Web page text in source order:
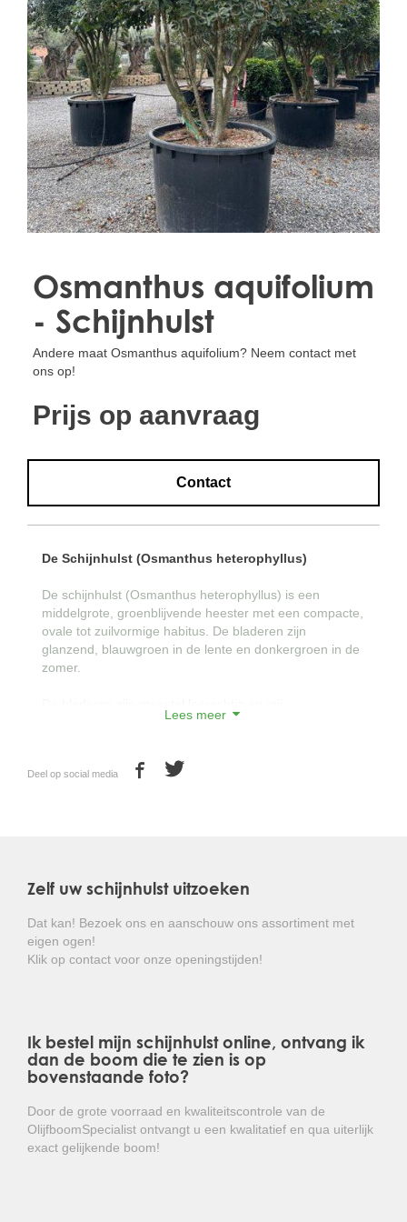
Treesafe
VORSTBESCHERMINGVOORBOMEN.NL
WINTERSCHUTZFUERBAEUME.DE
FROSTPROTECTIONFORTREES.CO.UK
Terracotta
TERRACOTTA.NL
TERRACOTTA.BE
TERRAKOTTA.DE
Osmanthus aquifolium
- Schijnhulst
Andere maat Osmanthus aquifolium? Neem contact met
ons op!
Prijs op aanvraag
Contact
De Schijnhulst (Osmanthus heterophyllus)
De schijnhulst (Osmanthus heterophyllus) is een
middelgrote, groenblijvende heester met een compacte,
ovale tot zuilvormige habitus. De bladeren zijn
glanzend, blauwgroen in de lente en donkergroen in de
zomer.
scherpgetand, alhoewel oudere exemplaren vaak
van september tot midden november met veel, kleine,
witte, zoet geurende bloemen.
groenblijvende heester met heerlijk geurende
bloemen!
Lees meer
Deel op social media
Zelf uw schijnhulst uitzoeken
Dat kan! Bezoek ons en aanschouw ons assortiment met
eigen ogen!
Klik op contact voor onze openingstijden!
Ik bestel mijn schijnhulst online, ontvang ik
dan de boom die te zien is op
bovenstaande foto?
Door de grote voorraad en kwaliteitscontrole van de
OlijfboomSpecialist ontvangt u een kwalitatief en qua uiterlijk
exact gelijkende boom!